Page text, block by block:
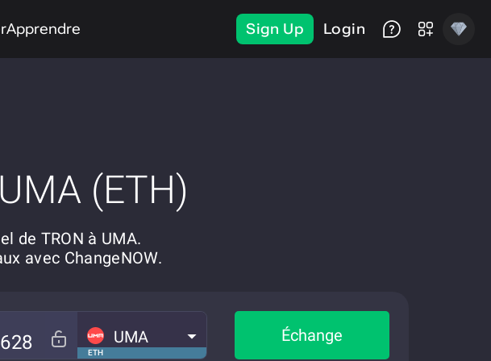
Apprendre Sign Up Login
(ETH)
de TRON à UMA.
avec ChangeNOW.
ETH
UMA Échange